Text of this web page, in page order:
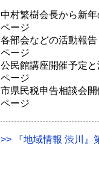
中村繁樹会長から新
ページ
各部会などの活動報
ページ
公民館講座開催予定
ページ
市県民税申告相談会
ページ
>> 『地域情報 渋川